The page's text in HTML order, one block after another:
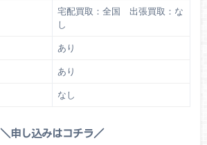
宅配買取：全国 出張買取：な
し
あり
あり
なし
＼申し込みはコチラ／